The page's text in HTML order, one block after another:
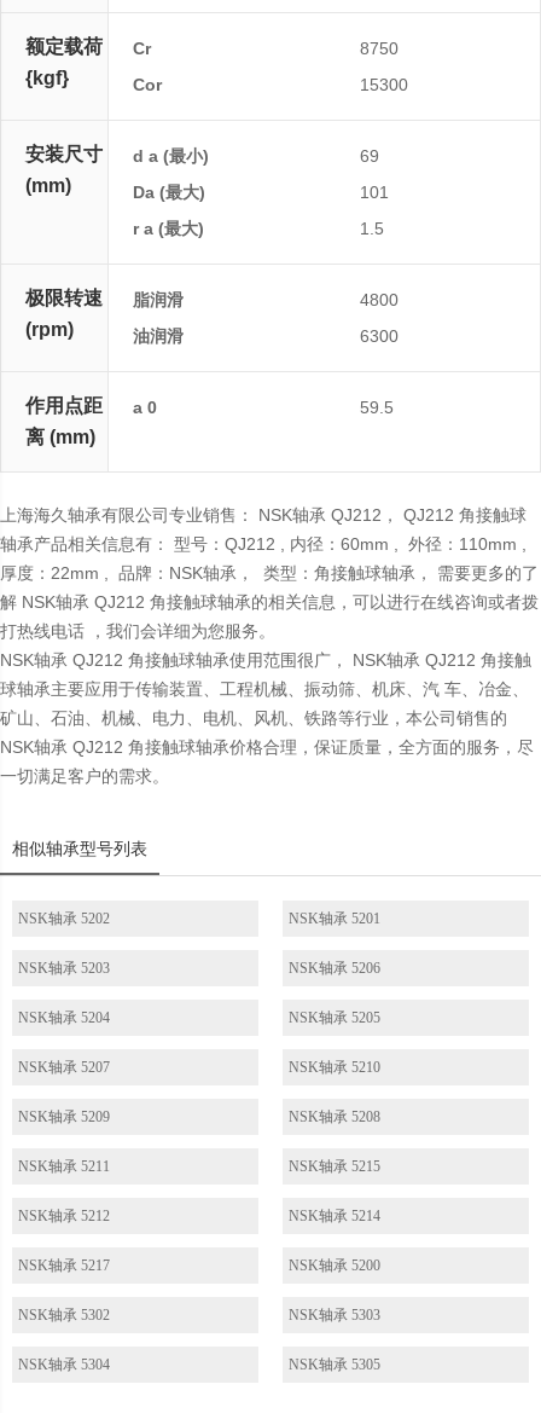
额定载荷
{kgf}
Cr
8750
Cor
15300
安装尺寸
(mm)
d a (最小)
69
Da (最大)
101
r a (最大)
1.5
极限转速
(rpm)
脂润滑
4800
油润滑
6300
作用点距
离 (mm)
a 0 59.5
上海海久轴承有限公司专业销售： NSK轴承 QJ212， QJ212 角接触球
轴承产品相关信息有： 型号：QJ212 , 内径：60mm , 外径：110mm ,
厚度：22mm , 品牌：NSK轴承， 类型：角接触球轴承， 需要更多的了
解 NSK轴承 QJ212 角接触球轴承的相关信息，可以进行在线咨询或者拨
打热线电话 ，我们会详细为您服务。
NSK轴承 QJ212 角接触球轴承使用范围很广， NSK轴承 QJ212 角接触
球轴承主要应用于传输装置、工程机械、振动筛、机床、汽 车、冶金、
矿山、石油、机械、电力、电机、风机、铁路等行业，本公司销售的
NSK轴承 QJ212 角接触球轴承价格合理，保证质量，全方面的服务，尽
一切满足客户的需求。
相似轴承型号列表
NSK轴承 5202 NSK轴承 5201
NSK轴承 5203 NSK轴承 5206
NSK轴承 5204 NSK轴承 5205
NSK轴承 5207 NSK轴承 5210
NSK轴承 5209 NSK轴承 5208
NSK轴承 5211 NSK轴承 5215
NSK轴承 5212 NSK轴承 5214
NSK轴承 5217 NSK轴承 5200
NSK轴承 5302 NSK轴承 5303
NSK轴承 5304 NSK轴承 5305